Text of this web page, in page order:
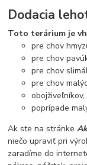
Dodacia
Toto terárium je
pre chov
pre chov
pre chov
pre chov
poprípade
Ak ste na stránke
niečo upraviť pri
zaradíme do